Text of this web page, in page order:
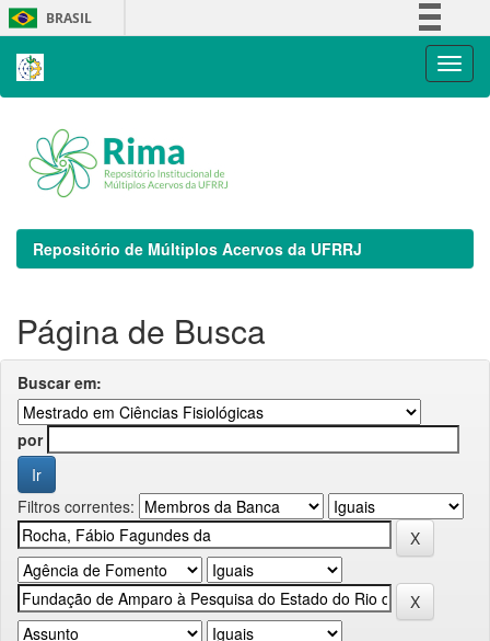
Skip
navigation
BRASIL
Repositório de Múltiplos Acervos da UFRRJ
Página de Busca
Buscar em:
por
Filtros correntes: